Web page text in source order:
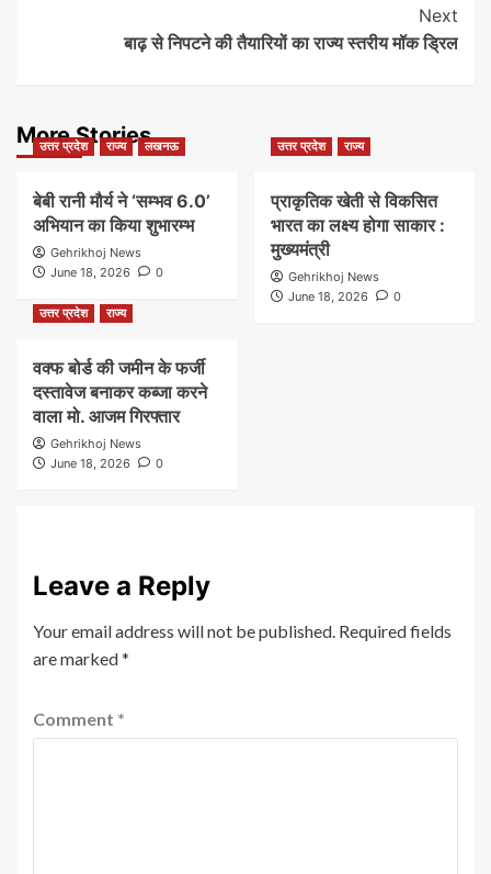
Next
बाढ़ से निपटने की तैयारियों का राज्य स्तरीय मॉक ड्रिल
More Stories
उत्तर प्रदेश राज्य लखनऊ
बेबी रानी मौर्य ने ‘सम्भव 6.0’
अभियान का किया शुभारम्भ
Gehrikhoj News
June 18, 2026
0
उत्तर प्रदेश राज्य
प्राकृतिक खेती से विकसित
भारत का लक्ष्य होगा साकार :
मुख्यमंत्री
Gehrikhoj News
June 18, 2026
0
उत्तर प्रदेश
राज्य
वक्फ बोर्ड की जमीन के फर्जी
दस्तावेज बनाकर कब्जा करने
वाला मो. आजम गिरफ्तार
Gehrikhoj News
June 18, 2026
0
Leave a Reply
Your email address will not be published. Required fields
are marked*
Comment *